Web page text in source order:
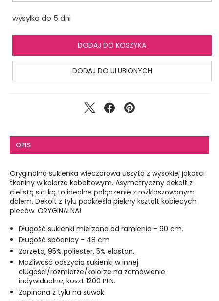
wysyłka do 5 dni
DODAJ DO KOSZYKA
DODAJ DO ULUBIONYCH
OPIS
Oryginalna sukienka wieczorowa uszyta z wysokiej jakości
tkaniny w kolorze kobaltowym. Asymetryczny dekolt z
cielistą siatką to idealne połączenie z rozkloszowanym
dołem. Dekolt z tyłu podkreśla piękny kształt kobiecych
pleców. ORYGINALNA!
Długość sukienki mierzona od ramienia - 90 cm.
Długość spódnicy - 48 cm
Żorżeta, 95% poliester, 5% elastan.
Możliwość odszycia sukienki w innej
długości/rozmiarze/kolorze na zamówienie
indywidualne, koszt 1200 PLN.
Zapinana z tyłu na suwak.